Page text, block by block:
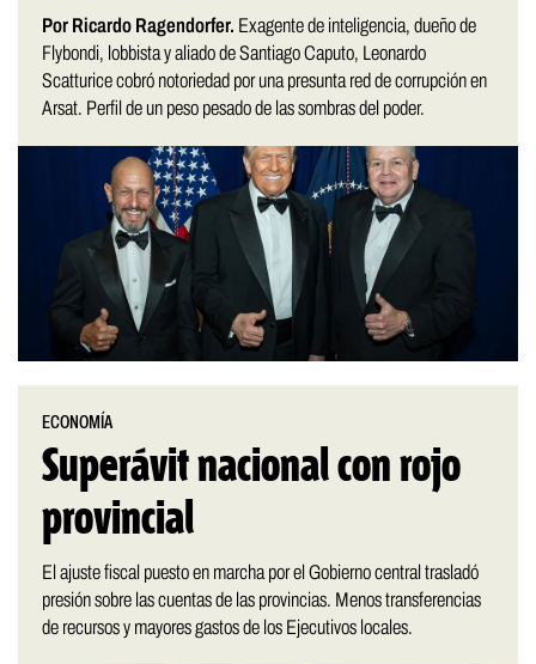
Por Ricardo Ragendorfer. Exagente de inteligencia, dueño de
Flybondi, lobbista y aliado de Santiago Caputo, Leonardo
Scatturice cobró notoriedad por una presunta red de corrupción en
Arsat. Perfil de un peso pesado de las sombras del poder.
ECONOMÍA
Superávit nacional con rojo
provincial
El ajuste fiscal puesto en marcha por el Gobierno central trasladó
presión sobre las cuentas de las provincias. Menos transferencias
de recursos y mayores gastos de los Ejecutivos locales.